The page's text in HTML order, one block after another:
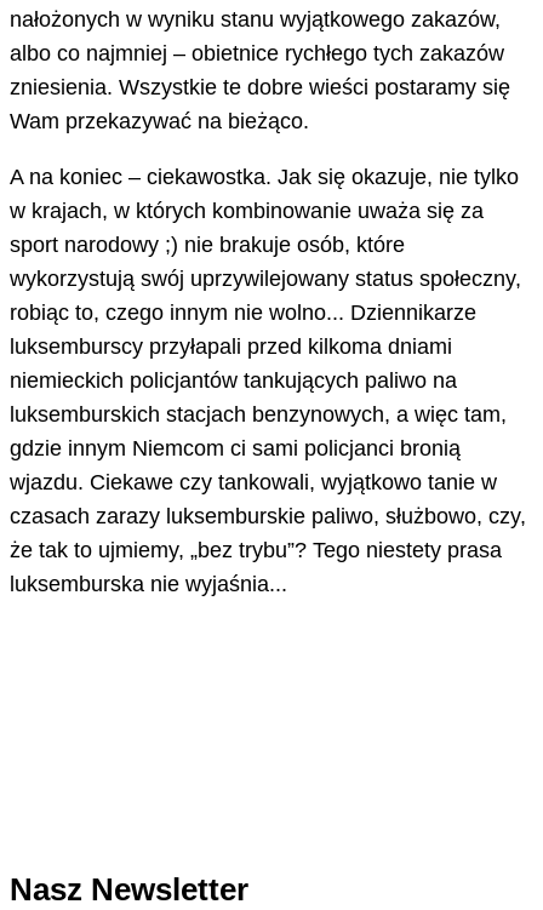
nałożonych w wyniku stanu wyjątkowego zakazów,
albo co najmniej – obietnice rychłego tych zakazów
zniesienia. Wszystkie te dobre wieści postaramy się
Wam przekazywać na bieżąco.
A na koniec – ciekawostka. Jak się okazuje, nie tylko
w krajach, w których kombinowanie uważa się za
sport narodowy ;) nie brakuje osób, które
wykorzystują swój uprzywilejowany status społeczny,
robiąc to, czego innym nie wolno... Dziennikarze
luksemburscy przyłapali przed kilkoma dniami
niemieckich policjantów tankujących paliwo na
luksemburskich stacjach benzynowych, a więc tam,
gdzie innym Niemcom ci sami policjanci bronią
wjazdu. Ciekawe czy tankowali, wyjątkowo tanie w
czasach zarazy luksemburskie paliwo, służbowo, czy,
że tak to ujmiemy, „bez trybu”? Tego niestety prasa
luksemburska nie wyjaśnia...
Nasz Newsletter